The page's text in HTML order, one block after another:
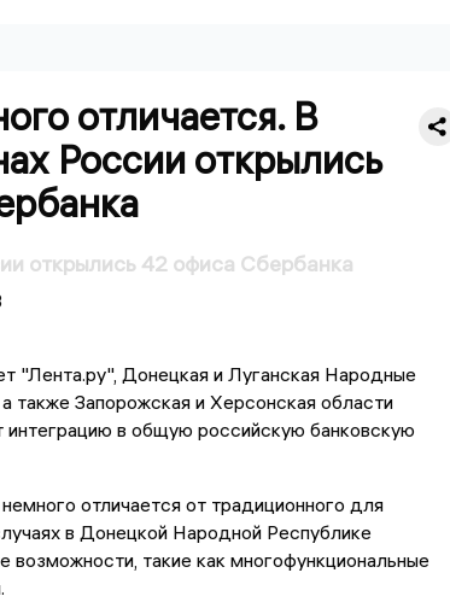
отличается. В
России открылись
открылись 42 офиса Сбербанка
"Лента.ру", Донецкая и Луганская Народные
также Запорожская и Херсонская области
в общую российскую банковскую
отличается от традиционного для
в Донецкой Народной Республике
возможности, такие как многофункциональные